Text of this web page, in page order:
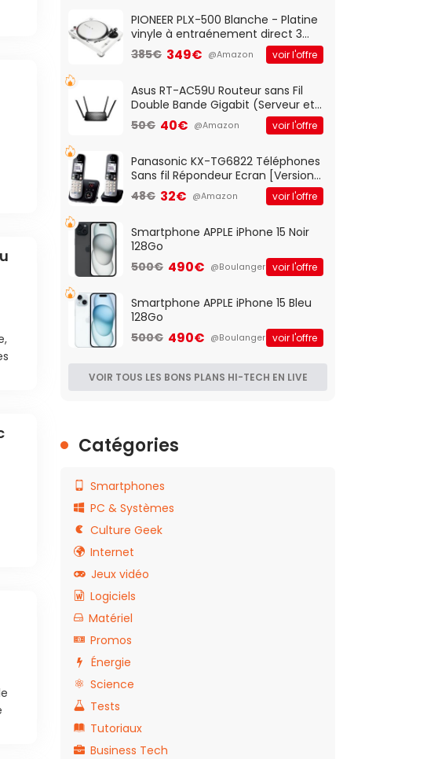
QWERTY UK - Noir
PIONEER PLX-500 Blanche - Platine
vinyle à entraénement direct 3
vitesses (33-45-78 trs/min) avec
pre-ampli intégré et port USB
385€ 349€ @Amazon voir l'offre
Asus RT-AC59U Routeur sans Fil
Double Bande Gigabit (Serveur et
Client VPN, Triple Vlan, Mode Point
d'accès et Bridge, contrôle
50€ 40€ @Amazon voir l'offre
Panasonic KX-TG6822 Téléphones
Sans fil Répondeur Ecran [Version
Française]
48€ 32€ @Amazon voir l'offre
Smartphone APPLE iPhone 15 Noir
128Go
500€ 490€ @Boulanger voir l'offre
Smartphone APPLE iPhone 15 Bleu
128Go
500€ 490€ @Boulanger voir l'offre
VOIR TOUS LES BONS PLANS HI-TECH EN LIVE
Catégories
Smartphones
PC & Systèmes
Culture Geek
Internet
Jeux vidéo
Logiciels
Matériel
Promos
Énergie
Science
Tests
Tutoriaux
Business Tech